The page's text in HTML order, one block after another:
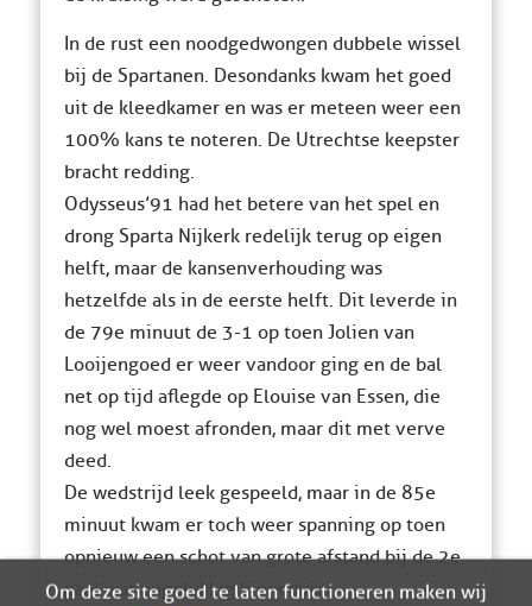
In de rust een noodgedwongen dubbele wissel
bij de Spartanen. Desondanks kwam het goed
uit de kleedkamer en was er meteen weer een
100% kans te noteren. De Utrechtse keepster
bracht redding.
Odysseus’91 had het betere van het spel en
drong Sparta Nijkerk redelijk terug op eigen
helft, maar de kansenverhouding was
hetzelfde als in de eerste helft. Dit leverde in
de 79e minuut de 3-1 op toen Jolien van
Looijengoed er weer vandoor ging en de bal
net op tijd aflegde op Elouise van Essen, die
nog wel moest afronden, maar dit met verve
deed.
De wedstrijd leek gespeeld, maar in de 85e
minuut kwam er toch weer spanning op toen
opnieuw een schot van grote afstand bij de 2e
paal wat ongelukkig binnenviel.
Om deze site goed te laten functioneren maken wij